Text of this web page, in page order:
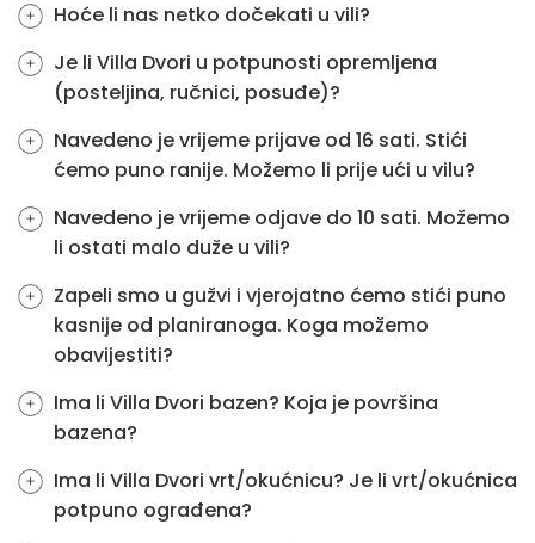
Hoće li nas netko dočekati u vili?
Je li Villa Dvori u potpunosti opremljena
(posteljina, ručnici, posuđe)?
Navedeno je vrijeme prijave od 16 sati. Stići
ćemo puno ranije. Možemo li prije ući u vilu?
Navedeno je vrijeme odjave do 10 sati. Možemo
li ostati malo duže u vili?
Zapeli smo u gužvi i vjerojatno ćemo stići puno
kasnije od planiranoga. Koga možemo
obavijestiti?
Ima li Villa Dvori bazen? Koja je površina
bazena?
Ima li Villa Dvori vrt/okućnicu? Je li vrt/okućnica
potpuno ograđena?